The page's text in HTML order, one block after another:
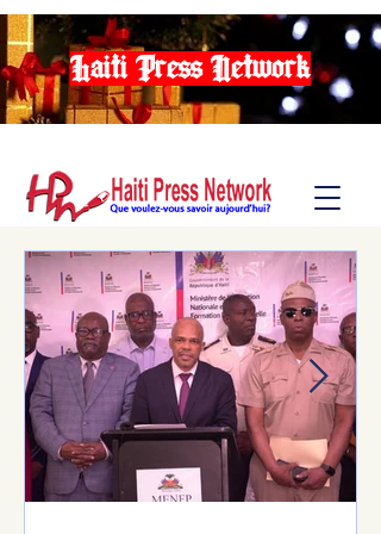
Haiti Press Network